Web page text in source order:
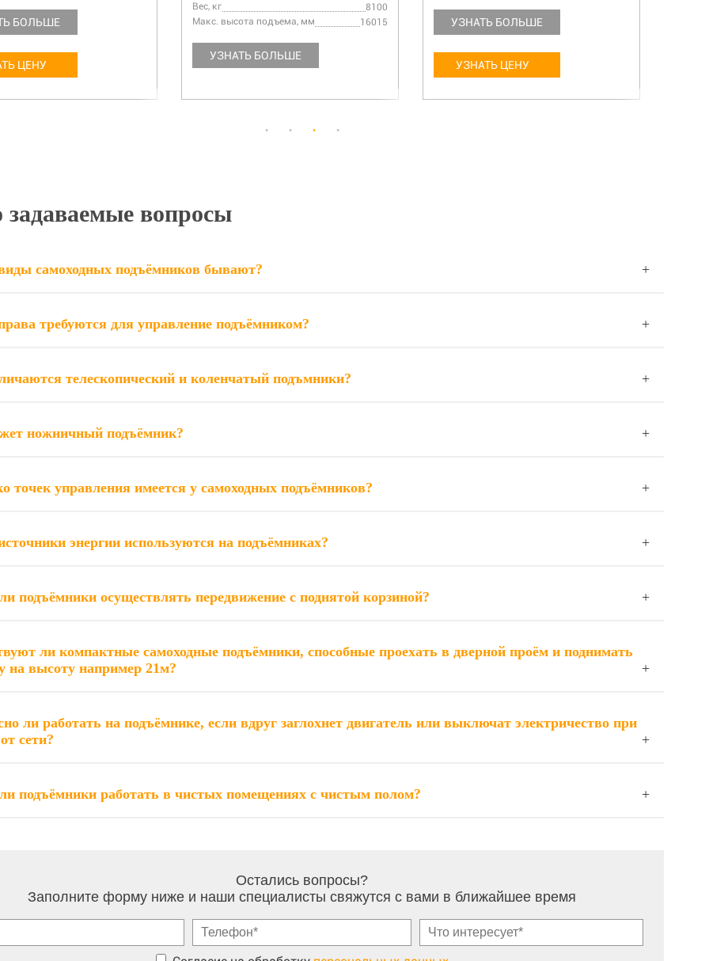
БОЛЬШЕ
ЦЕНУ
Вес, кг
8100
Макс. высота подъема, мм
16015
УЗНАТЬ БОЛЬШЕ
УЗНАТЬ БОЛЬШЕ
УЗНАТЬ ЦЕНУ
задаваемые вопросы
самоходных подъёмников бывают?
требуются для управление подъёмником?
телескопический и коленчатый подъмники?
ножничный подъёмник?
точек управления имеется у самоходных подъёмников?
энергии используются на подъёмниках?
подъёмники осуществлять передвижение с поднятой корзиной?
ли компактные самоходные подъёмники, способные проехать в дверной проём и поднимать
корзину на высоту например 21м?
ли работать на подъёмнике, если вдруг заглохнет двигатель или выключат электричество при
работе от сети?
подъёмники работать в чистых помещениях с чистым полом?
Остались вопросы?
Заполните форму ниже и наши специалисты свяжутся с вами в ближайшее время